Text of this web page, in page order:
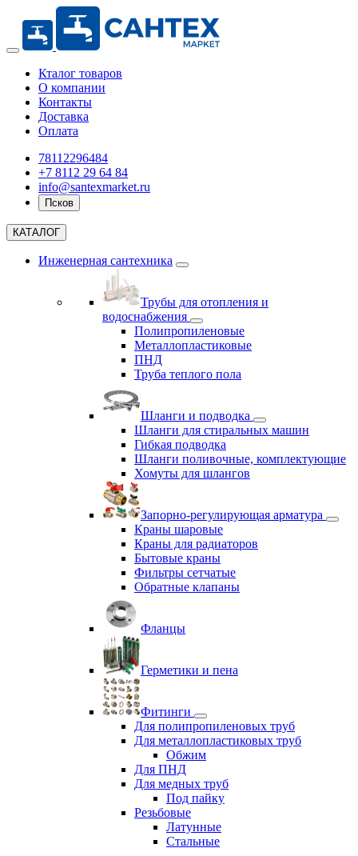
Кталог товаров
О компании
Контакты
Доставка
Оплата
78112296484
+7 8112 29 64 84
info@santexmarket.ru
Псков
КАТАЛОГ
Инженерная сантехника
Трубы для отопления и
водоснабжения
Полипропиленовые
Металлопластиковые
ПНД
Труба теплого пола
Шланги и подводка
Шланги для стиральных машин
Гибкая подводка
Шланги поливочные, комплектующие
Хомуты для шлангов
Запорно-регулирующая арматура
Краны шаровые
Краны для радиаторов
Бытовые краны
Фильтры сетчатые
Обратные клапаны
Фланцы
Герметики и пена
Фитинги
Для полипропиленовых труб
Для металлопластиковых труб
Обжим
Для ПНД
Для медных труб
Под пайку
Резьбовые
Латунные
Cтальные